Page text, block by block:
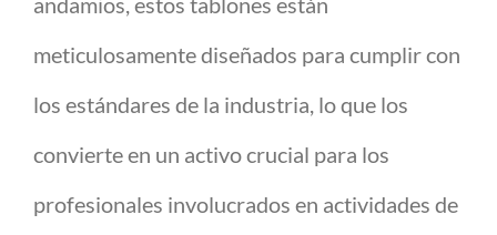
meticulosamente diseñados para cumplir con
los estándares de la industria, lo que los
convierte en un activo crucial para los
profesionales involucrados en actividades de